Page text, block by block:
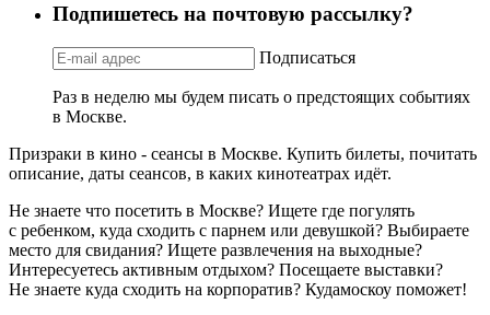
Подпишетесь на почтовую рассылку?
Подписаться
Раз в неделю мы будем писать о предстоящих событиях
в Москве.
Призраки в кино - сеансы в Москве. Купить билеты, почитать
описание, даты сеансов, в каких кинотеатрах идёт.
Не знаете что посетить в Москве? Ищете где погулять
с ребенком, куда сходить с парнем или девушкой? Выбираете
место для свидания? Ищете развлечения на выходные?
Интересуетесь активным отдыхом? Посещаете выставки?
Не знаете куда сходить на корпоратив? Кудамоскоу поможет!